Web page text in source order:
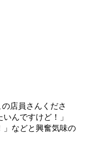
店員さんくださ
んですけど！」
」などと興奮気味の